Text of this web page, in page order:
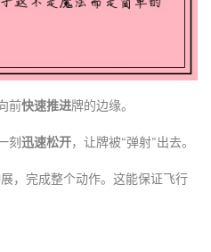
前快速推进牌的边缘。
刻迅速松开，让牌被“弹射”出去。
，完成整个动作。这能保证飞行